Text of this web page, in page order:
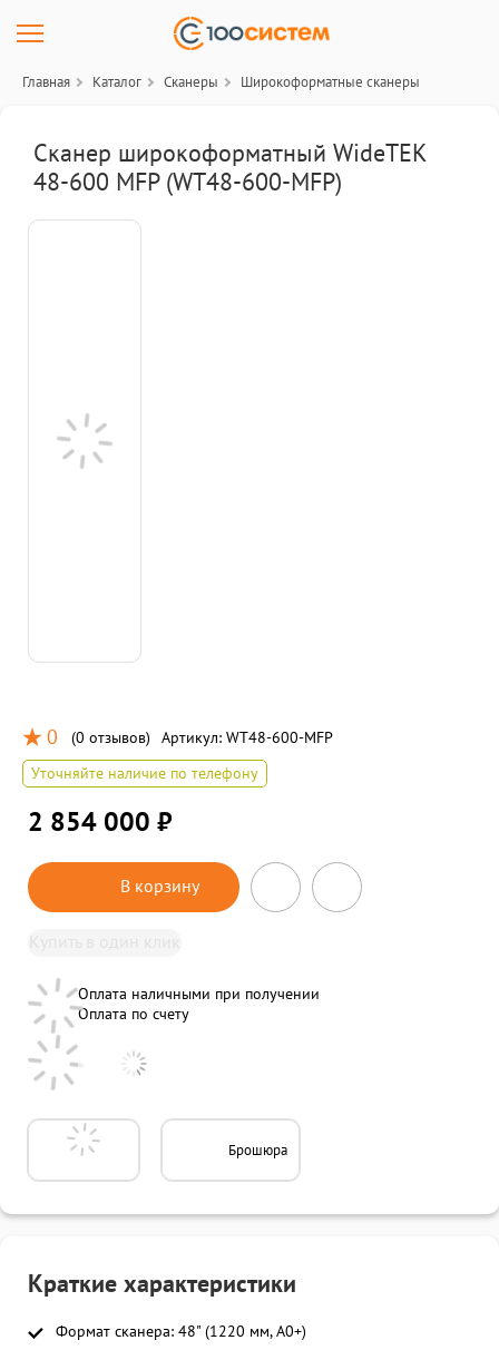
Главная Каталог Сканеры Широкоформатные сканеры
Сканер широкоформатный WideTEK
48-600 MFP (WT48-600-MFP)
0 (0 отзывов) Артикул: WT48-600-MFP
Уточняйте наличие по телефону
2 854 000 ₽
В корзину
Оплата наличными при получении
Оплата по счету
Брошюра
Краткие характеристики
Формат сканера: 48" (1220 мм, A0+)